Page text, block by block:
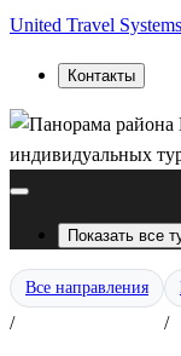
United Travel Systems
Контакты
Показать все
Все направления
/ /